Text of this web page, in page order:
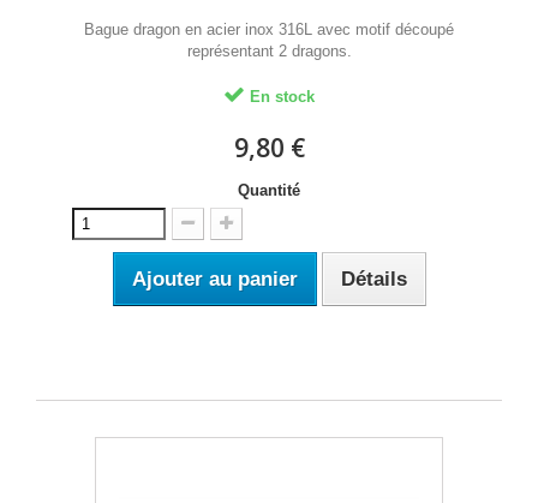
Bague dragon en acier inox 316L avec motif découpé
représentant 2 dragons.
En stock
9,80 €
Quantité
Ajouter au panier Détails